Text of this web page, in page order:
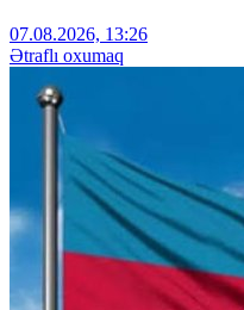
07.08.2026, 13:26
Ətraflı oxumaq